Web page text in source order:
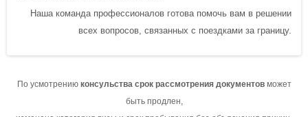
Наша команда профессионалов готова помочь вам в решении
всех вопросов, связанных с поездками за границу.
По усмотрению консульства срок рассмотрения документовможет
быть продлен,